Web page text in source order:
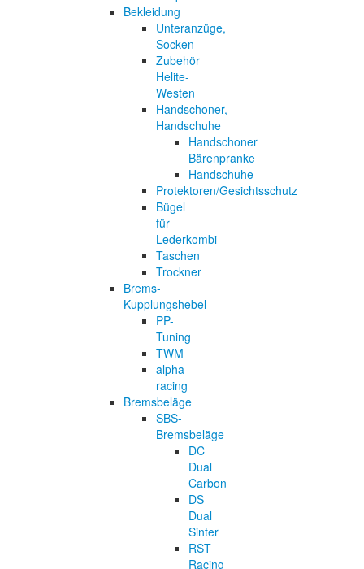
Bekleidung
Unteranzüge,
Socken
Zubehör
Helite-
Westen
Handschoner,
Handschuhe
Handschoner
Bärenpranke
Handschuhe
Protektoren/Gesichtsschutz
Bügel
für
Lederkombi
Taschen
Trockner
Brems-
Kupplungshebel
PP-
Tuning
TWM
alpha
racing
Bremsbeläge
SBS-
Bremsbeläge
DC
Dual
Carbon
DS
Dual
Sinter
RST
Racing